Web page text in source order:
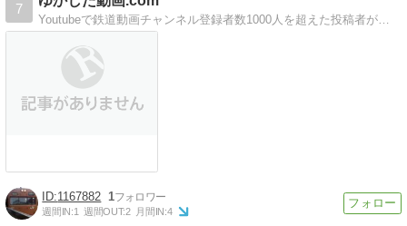
7
Youtubeで鉄道動画チャンネル登録者数1000人を超えた投稿者がおくる動画・映像・鉄道について書いているブログです
1167882 1
週間IN:1 週間OUT:2 月間IN:4